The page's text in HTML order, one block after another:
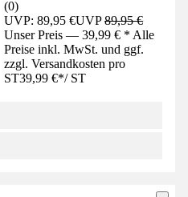
(0)
UVP: 89,95 €UVP89,95 €
Unser Preis — 39,99 € * Alle
Preise inkl. MwSt. und ggf.
zzgl. Versandkosten pro
ST39,99 €*/ ST